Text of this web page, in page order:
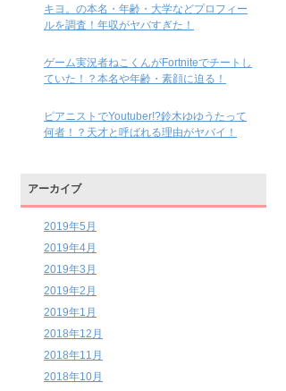
キヨ。の本名・年齢・大学などプロフィー
ルを調査！年収がヤバすぎた！
ゲーム実況者ねこくんがFortniteでチートし
ていた！？本名や年齢・素顔に迫る！
ピアニストでYoutuber!?鈴木ゆゆうたって
何者！？天才と呼ばれる理由がヤバイ！
アーカイブ
2019年5月
2019年4月
2019年3月
2019年2月
2019年1月
2018年12月
2018年11月
2018年10月